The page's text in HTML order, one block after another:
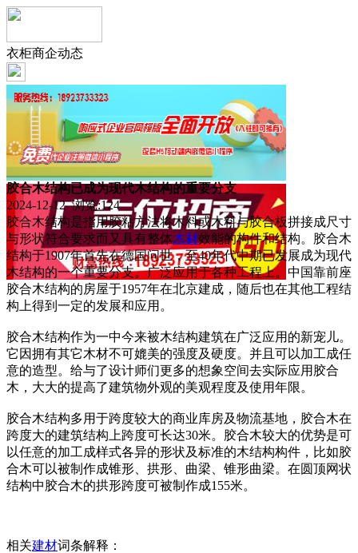
衣柜商企动态
胶合木结构已成为现代木结构的重要分支
2024-12-12 浏览:124
胶合木结构是指用胶粘方法将木料或木料与胶合板拼接成尺寸
与形状符合要求而又具有整体木材效能的构件和结构。胶合木
结构于1907年首先在德国问世，至40年代中期已发展成为现代
木结构的一个重要分支。广泛应用于各种工程上。中国靠前座
胶合木结构的房屋于1957年在北京建成，随后也在其他工程结
构上得到一定的发展和应用。
胶合木结构作为一中今来被木结构建筑在广泛应用的新宠儿。
它因拥有其它木材不可媲美的强度及硬度。并且可以加工成任
意的造型。给与了设计师们更多的想象空间去实际应用胶合
木，大大的提高了建筑物外观的美观程度及使用年限。
胶合木结构多用于跨度较大的商业库房及物流基地，胶合木在
跨度大的建筑结构上跨度可长达30米。胶合木较大的优势是可
以任意的加工成样式各异的形状及标准的木结构构件，比如胶
合木可以被制作成锥形、拱形、曲梁、锥形曲梁。在圆顶网状
结构中胶合木的拱形跨度可被制作成155米。
相关建材词条解释：